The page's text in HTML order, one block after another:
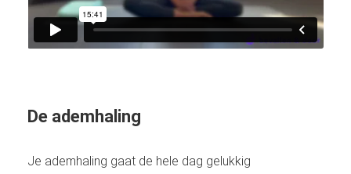
De ademhaling
Je ademhaling gaat de hele dag gelukkig